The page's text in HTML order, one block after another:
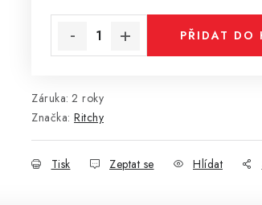
PŘIDAT DO
Záruka: 2 roky
Značka: Ritchy
Tisk Zeptat se Hlídat